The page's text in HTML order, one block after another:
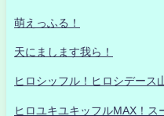
萌えっふる！
天にまします我ら！
ヒロシッフル！ヒロシデース
ヒロユキユキッフルMAX！ス